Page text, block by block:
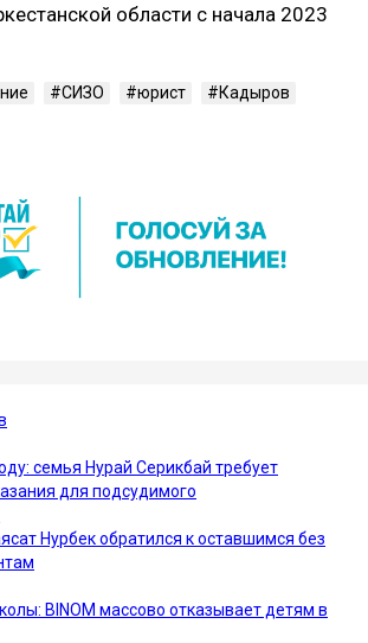
области с начала 2023
СИЗО юрист
Кадыров